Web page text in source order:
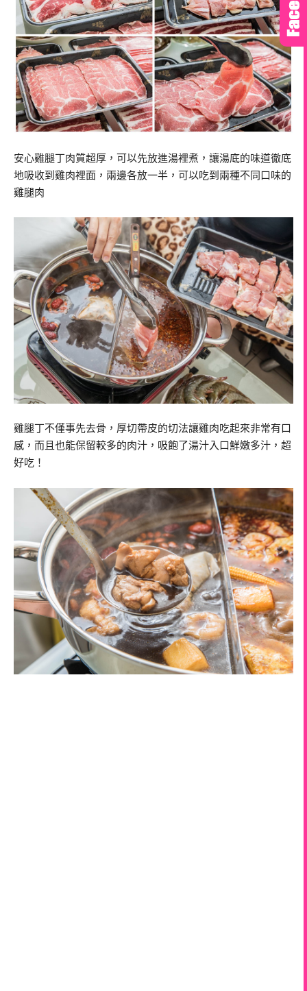
安心雞腿丁肉質超厚，可以先放進湯裡煮，讓湯底的味道徹底
地吸收到雞肉裡面，兩邊各放一半，可以吃到兩種不同口味的
雞腿肉
雞腿丁不僅事先去骨，厚切帶皮的切法讓雞肉吃起來非常有口
感，而且也能保留較多的肉汁，吸飽了湯汁入口鮮嫩多汁，超
好吃！